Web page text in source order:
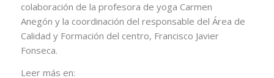
colaboración de la profesora de yoga Carmen
Anegón y la coordinación del responsable del Área de
Calidad y Formación del centro, Francisco Javier
Fonseca.
Leer más en: